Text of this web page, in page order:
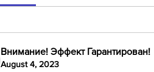
Внимание! Эффект Гарантирован!
August 4, 2023